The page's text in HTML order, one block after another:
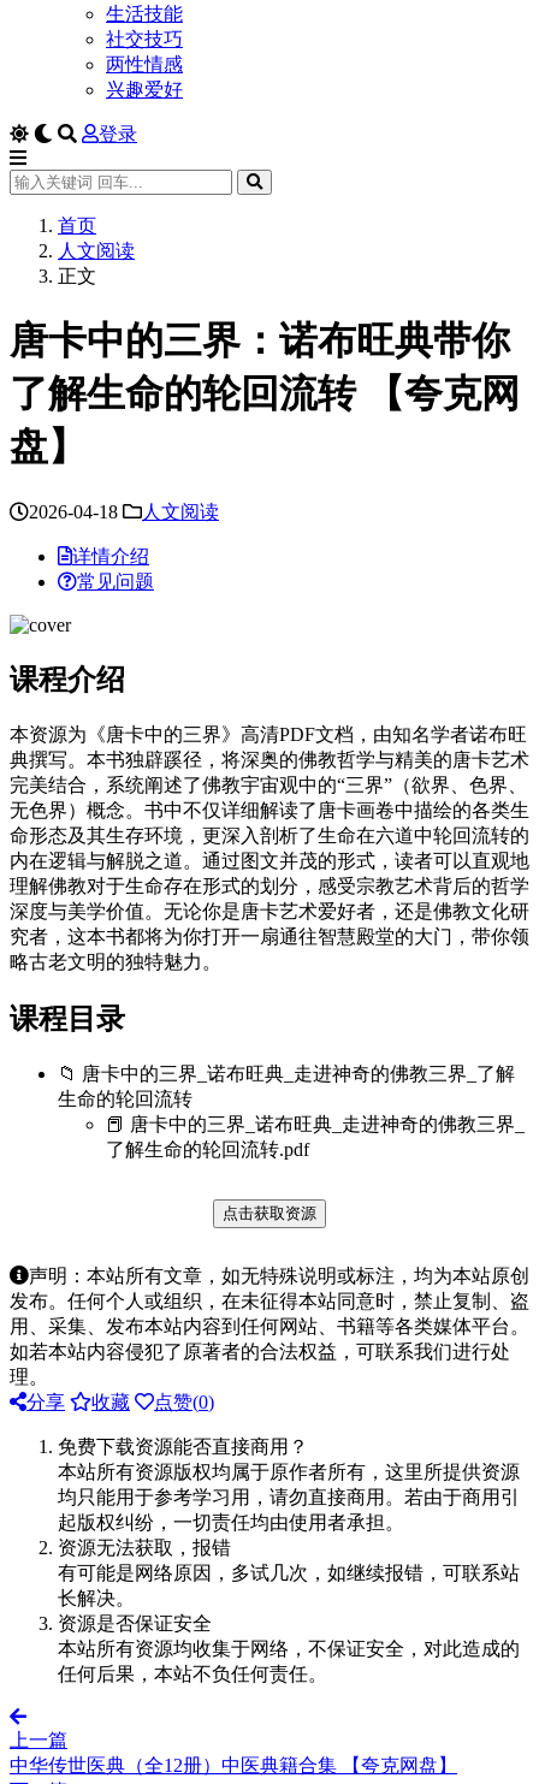
生活技能
社交技巧
两性情感
兴趣爱好
登录
首页
人文阅读
正文
唐卡中的三界：诺布旺典带你
了解生命的轮回流转 【夸克网
盘】
2026-04-18 人文阅读
详情介绍
常见问题
课程介绍
本资源为《唐卡中的三界》高清PDF文档，由知名学者诺布旺
典撰写。本书独辟蹊径，将深奥的佛教哲学与精美的唐卡艺术
完美结合，系统阐述了佛教宇宙观中的“三界”（欲界、色界、
无色界）概念。书中不仅详细解读了唐卡画卷中描绘的各类生
命形态及其生存环境，更深入剖析了生命在六道中轮回流转的
内在逻辑与解脱之道。通过图文并茂的形式，读者可以直观地
理解佛教对于生命存在形式的划分，感受宗教艺术背后的哲学
深度与美学价值。无论你是唐卡艺术爱好者，还是佛教文化研
究者，这本书都将为你打开一扇通往智慧殿堂的大门，带你领
略古老文明的独特魅力。
课程目录
📁 唐卡中的三界_诺布旺典_走进神奇的佛教三界_了解
生命的轮回流转
📕 唐卡中的三界_诺布旺典_走进神奇的佛教三界_
了解生命的轮回流转.pdf
点击获取资源
声明：本站所有文章，如无特殊说明或标注，均为本站原创
发布。任何个人或组织，在未征得本站同意时，禁止复制、盗
用、采集、发布本站内容到任何网站、书籍等各类媒体平台。
如若本站内容侵犯了原著者的合法权益，可联系我们进行处
理。
分享
收藏 点赞(0)
免费下载资源能否直接商用？
本站所有资源版权均属于原作者所有，这里所提供资源
均只能用于参考学习用，请勿直接商用。若由于商用引
起版权纠纷，一切责任均由使用者承担。
资源无法获取，报错
有可能是网络原因，多试几次，如继续报错，可联系站
长解决。
资源是否保证安全
本站所有资源均收集于网络，不保证安全，对此造成的
任何后果，本站不负任何责任。
上一篇
中华传世医典（全12册）中医典籍合集 【夸克网盘】